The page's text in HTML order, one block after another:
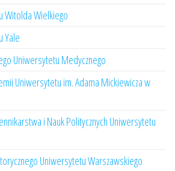
Witolda Wielkiego
Yale
Uniwersytetu Medycznego
Uniwersytetu im. Adama Mickiewicza w
i Nauk Politycznych Uniwersytetu
Uniwersytetu Warszawskiego